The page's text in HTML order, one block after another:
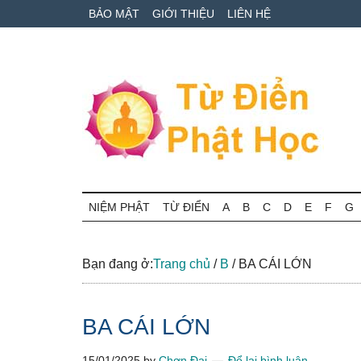
to
to
qua
BẢO MẬT GIỚI THIỆU LIÊN HỆ
Từ
điển
Phật
cứu
thuật
Phật
học
NIỆM PHẬT TỪ ĐIỂN A B C D E F G
Bạn đang ở:Trang chủ / B /BA CÁI LỚN
BA CÁI LỚN